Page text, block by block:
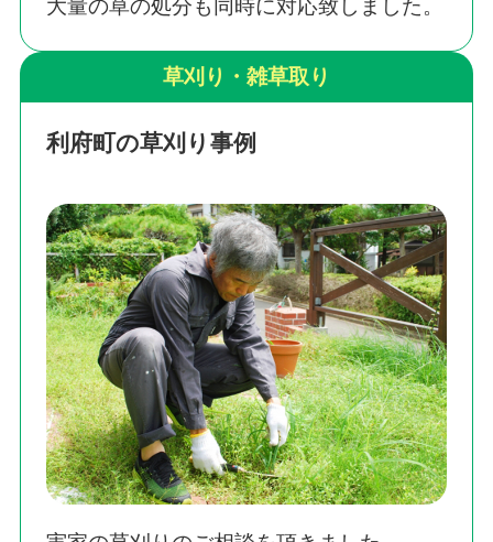
大量の草の処分も同時に対応致しました。
草刈り・雑草取り
利府町の草刈り事例